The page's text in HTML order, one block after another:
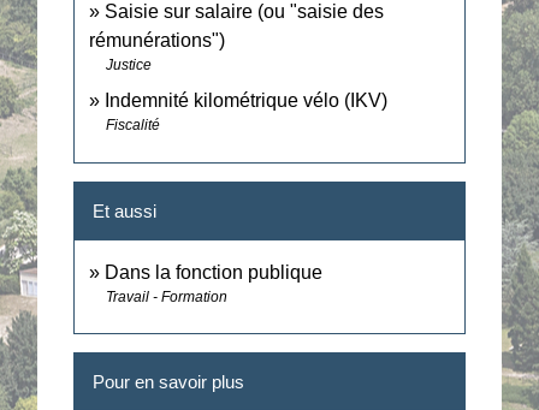
Saisie sur salaire (ou "saisie des
rémunérations")
Justice
Indemnité kilométrique vélo (IKV)
Fiscalité
Et aussi
Dans la fonction publique
Travail - Formation
Pour en savoir plus